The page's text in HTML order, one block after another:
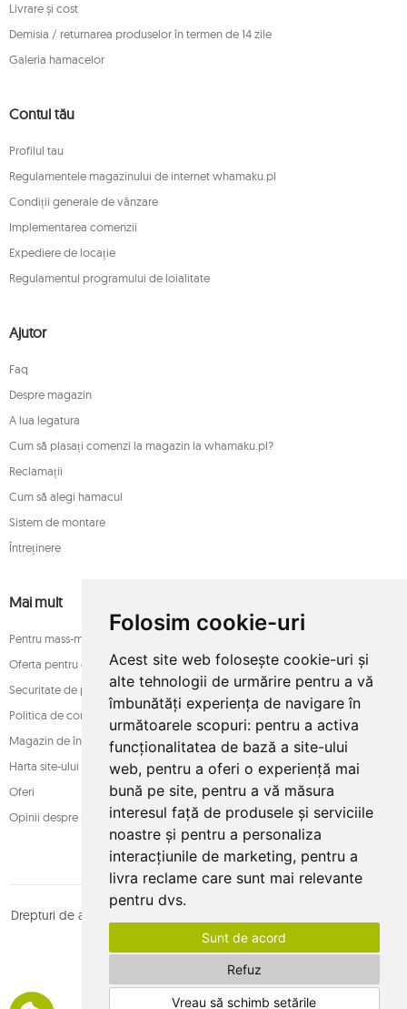
Folosim cookie-uri
Acest site web folosește cookie-uri și
alte tehnologii de urmărire pentru a vă
îmbunătăți experiența de navigare în
următoarele scopuri: pentru a activa
funcționalitatea de bază a site-ului
web, pentru a oferi o experiență mai
bună pe site, pentru a vă măsura
interesul față de produsele și serviciile
noastre și pentru a personaliza
interacțiunile de marketing, pentru a
livra reclame care sunt mai relevante
pentru dvs.
Sunt de acord
Refuz
Vreau să schimb setările
Livrare și cost
Demisia / returnarea produselor în termen de 14 zile
Galeria hamacelor
Contul tău
Profilul tau
Regulamentele magazinului de internet whamaku.pl
Condiții generale de vânzare
Implementarea comenzii
Expediere de locație
Regulamentul programului de loialitate
Ajutor
Faq
Despre magazin
A lua legatura
Cum să plasați comenzi la magazin la whamaku.pl?
Reclamații
Cum să alegi hamacul
Sistem de montare
Întreținere
Mai mult
Pentru mass-media
Oferta pentru companii
Securitate de plată
Politica de confidențialitate
Magazin de încredere
Harta site-ului
Oferi
Opinii despre magazin
Drepturi de autor © whamaku.pl. Toate drepturile rezervate. Proiectat
MOUTON interactive